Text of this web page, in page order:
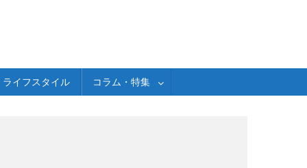
ライフスタイル コラム・特集